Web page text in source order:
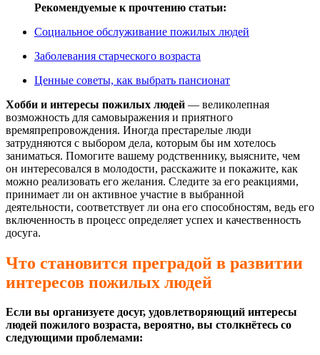
Рекомендуемые к прочтению статьи:
Социальное обслуживание пожилых людей
Заболевания старческого возраста
Ценные советы, как выбрать пансионат
Хобби и интересы пожилых людей — великолепная
возможность для самовыражения и приятного
времяпрепровождения. Иногда престарелые люди
затрудняются с выбором дела, которым бы им хотелось
заниматься. Помогите вашему родственнику, выясните, чем
он интересовался в молодости, расскажите и покажите, как
можно реализовать его желания. Следите за его реакциями,
принимает ли он активное участие в выбранной
деятельности, соответствует ли она его способностям, ведь его
включенность в процесс определяет успех и качественность
досуга.
Что становится преградой в развитии
интересов пожилых людей
Если вы организуете досуг, удовлетворяющий интересы
людей пожилого возраста, вероятно, вы столкнётесь со
следующими проблемами: